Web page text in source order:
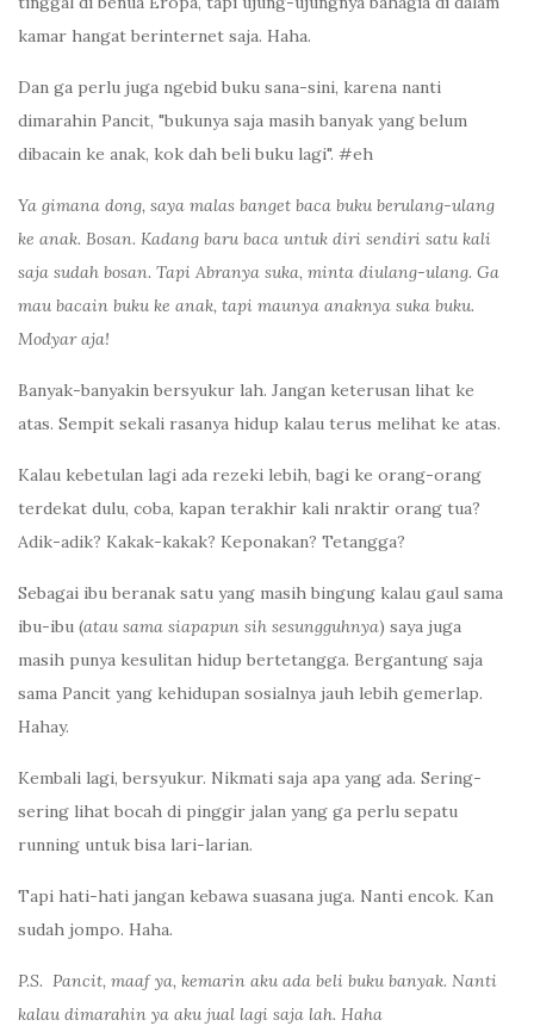
kamar hangat berinternet saja. Haha.
Dan ga perlu juga ngebid buku sana-sini, karena nanti
dimarahin Pancit, "bukunya saja masih banyak yang belum
dibacain ke anak, kok dah beli buku lagi". #eh
Ya gimana dong, saya malas banget baca buku berulang-ulang
ke anak. Bosan. Kadang baru baca untuk diri sendiri satu kali
saja sudah bosan. Tapi Abranya suka, minta diulang-ulang. Ga
mau bacain buku ke anak, tapi maunya anaknya suka buku.
Modyar aja!
Banyak-banyakin bersyukur lah. Jangan keterusan lihat ke
atas. Sempit sekali rasanya hidup kalau terus melihat ke atas.
Kalau kebetulan lagi ada rezeki lebih, bagi ke orang-orang
terdekat dulu, coba, kapan terakhir kali nraktir orang tua?
Adik-adik? Kakak-kakak? Keponakan? Tetangga?
Sebagai ibu beranak satu yang masih bingung kalau gaul sama
ibu-ibu (atau sama siapapun sih sesungguhnya) saya juga
masih punya kesulitan hidup bertetangga. Bergantung saja
sama Pancit yang kehidupan sosialnya jauh lebih gemerlap.
Hahay.
Kembali lagi, bersyukur. Nikmati saja apa yang ada. Sering-
sering lihat bocah di pinggir jalan yang ga perlu sepatu
running untuk bisa lari-larian.
Tapi hati-hati jangan kebawa suasana juga. Nanti encok. Kan
sudah jompo. Haha.
P.S. Pancit, maaf ya, kemarin aku ada beli buku banyak. Nanti
kalau dimarahin ya aku jual lagi saja lah. Haha